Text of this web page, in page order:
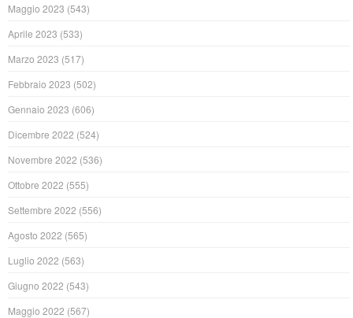
Maggio 2023 (543)
Aprile 2023 (533)
Marzo 2023 (517)
Febbraio 2023 (502)
Gennaio 2023 (606)
Dicembre 2022 (524)
Novembre 2022 (536)
Ottobre 2022 (555)
Settembre 2022 (556)
Agosto 2022 (565)
Luglio 2022 (563)
Giugno 2022 (543)
Maggio 2022 (567)